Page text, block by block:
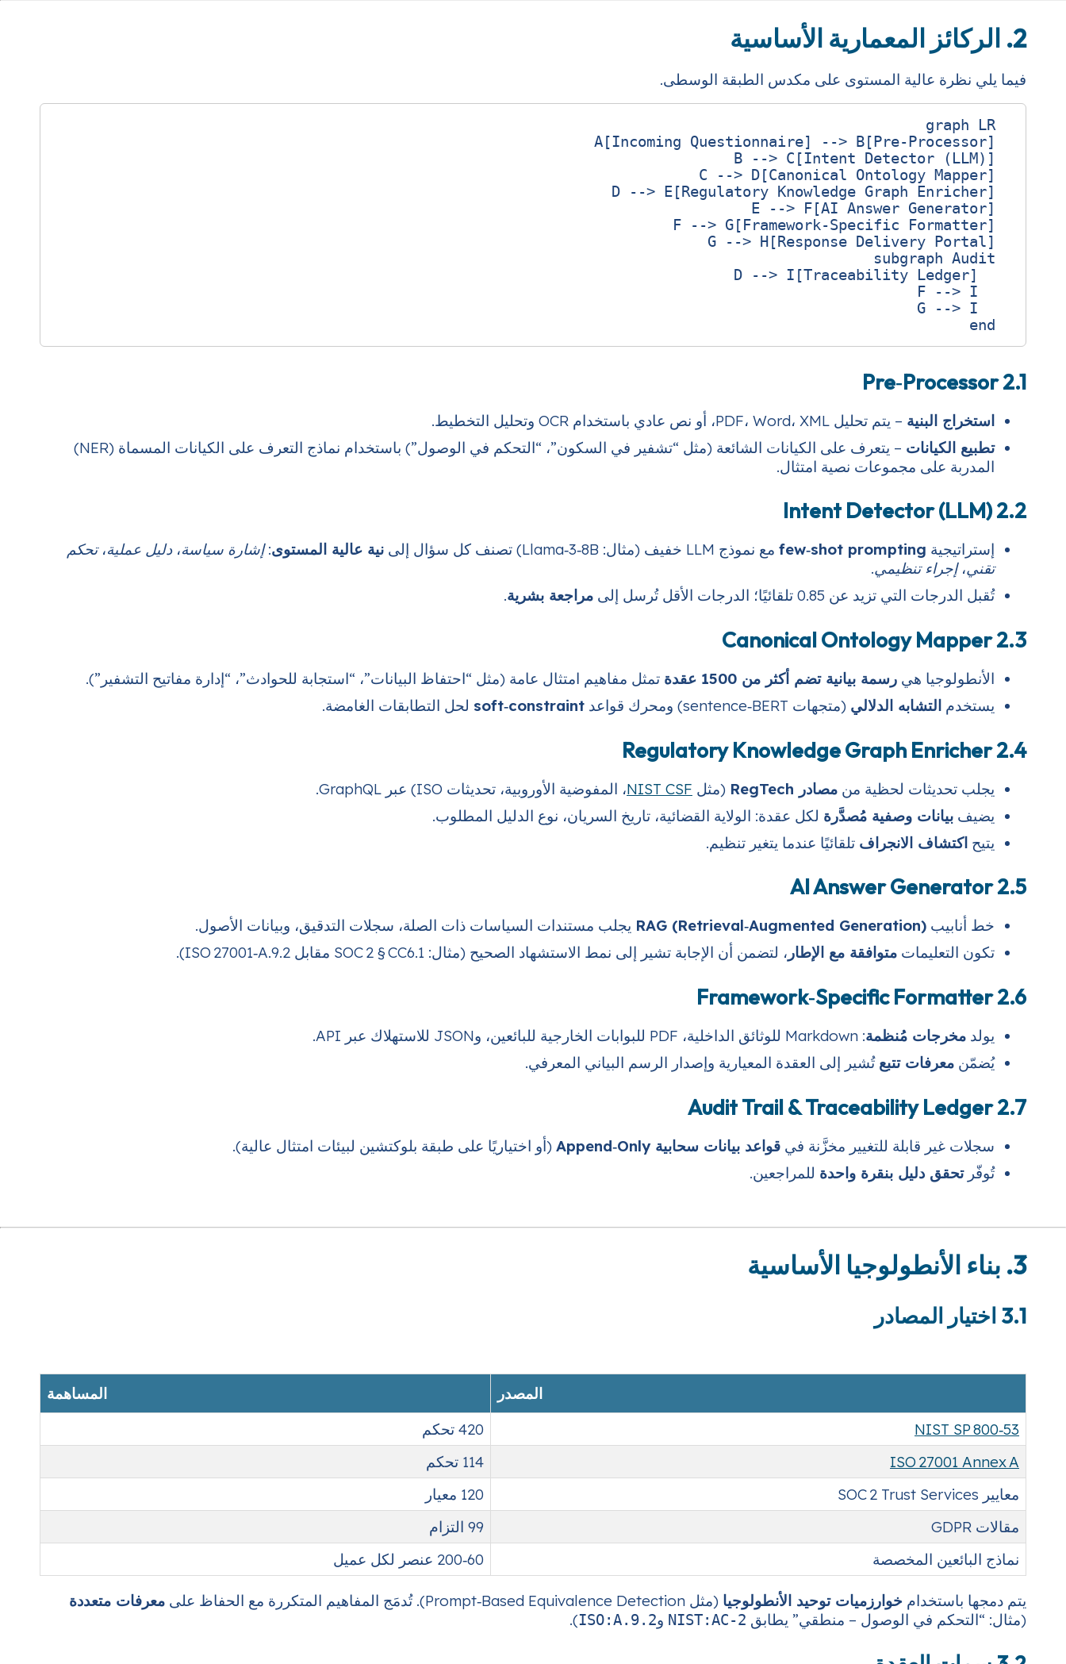
2. الركائز المعمارية الأساسية
فيما يلي نظرة عالية المستوى على مكدس الطبقة الوسطى.
2.1 Pre‑Processor
استخراج البنية – يتم تحليل PDF، Word، XML، أو نص عادي باستخدام OCR وتحليل التخطيط.
تطبيع الكيانات
– يتعرف على الكيانات الشائعة (مثل “تشفير في السكون”، “التحكم في الوصول”) باستخدام نماذج التعرف على الكيانات المسماة (NER)
المدربة على مجموعات نصية امتثال.
2.2 Intent Detector (LLM)
إستراتيجية few‑shot prompting مع نموذج LLM خفيف (مثال: Llama‑3‑8B) تصنف كل سؤال إلى نية عالية المستوى:إشارة سياسة،دليل عملية،تحكم
تقني،إجراء تنظيمي.
تُقبل الدرجات التي تزيد عن 0.85 تلقائيًا؛ الدرجات الأقل تُرسل إلى
مراجعة بشرية.
2.3 Canonical Ontology Mapper
الأنطولوجيا هي رسمة بيانية تضم أكثر من 1500 عقدة
تمثل مفاهيم امتثال عامة (مثل “احتفاظ البيانات”، “استجابة للحوادث”، “إدارة مفاتيح التشفير”).
يستخدم التشابه الدلالي (متجهات sentence‑BERT) ومحرك قواعد soft‑constraint لحل التطابقات الغامضة.
2.4 Regulatory Knowledge Graph Enricher
يجلب تحديثات لحظية من مصادر RegTech (مثل NIST CSF، المفوضية الأوروبية، تحديثات ISO) عبر GraphQL.
يضيف بيانات وصفية مُصدَّرة لكل عقدة: الولاية القضائية، تاريخ السريان، نوع الدليل المطلوب.
يتيح اكتشاف الانجراف تلقائيًا عندما يتغير تنظيم.
2.5 AI Answer Generator
خط أنابيب RAG (Retrieval‑Augmented Generation) يجلب مستندات السياسات ذات الصلة، سجلات التدقيق، وبيانات الأصول.
تكون التعليمات متوافقة مع الإطار ، لتضمن أن الإجابة تشير إلى نمط الاستشهاد الصحيح (مثال: SOC 2 § CC6.1 مقابل ISO 27001‑A.9.2).
2.6 Framework‑Specific Formatter
يولد مخرجات مُنظمة: Markdown للوثائق الداخلية، PDF للبوابات الخارجية للبائعين، وJSON للاستهلاك عبر API.
يُضمّن معرفات تتبع تُشير إلى العقدة المعيارية وإصدار الرسم البياني المعرفي.
2.7 Audit Trail & Traceability Ledger
سجلات غير قابلة للتغيير مخزَّنة في قواعد بيانات سحابية Append‑Only
(أو اختياريًا على طبقة بلوكتشين لبيئات امتثال عالية).
تُوفّرتحقق دليل بنقرة واحدة للمراجعين.
3. بناء الأنطولوجيا الأساسية
3.1 اختيار المصادر
المصدر
المساهمة
NIST SP 800‑53
420 تحكم
ISO 27001 Annex A
114 تحكم
معايير SOC 2 Trust Services
120 معيار
مقالات GDPR
99 التزام
نماذج البائعين المخصصة
60‑200 عنصر لكل عميل
يتم دمجها باستخدام خوارزميات توحيد الأنطولوجيا (مثل Prompt‑Based Equivalence Detection). تُدمَج المفاهيم المتكررة مع الحفاظ على معرفات متعددة
(مثال: “التحكم في الوصول – منطقي” يطابق NIST:AC-2 وISO:A.9.2
).